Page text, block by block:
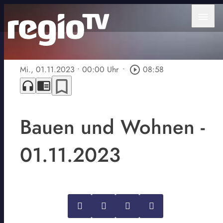
Mi., 01.11.2023 • 00:00 Uhr • play_circle_outline 08:58
headphones chrome_reader_mode bookmark_border
Bauen und Wohnen -
01.11.2023